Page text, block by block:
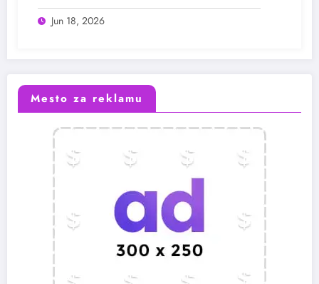
Jun 18, 2026
Mesto za reklamu